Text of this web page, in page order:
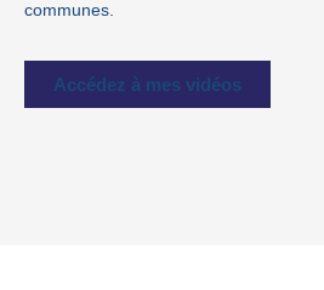
communes.
Accédez à mes vidéos